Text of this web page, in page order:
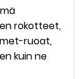
rokotteet,
ruoat,
kuin ne